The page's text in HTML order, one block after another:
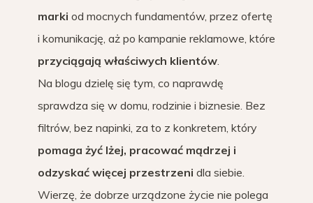
marki od mocnych fundamentów, przez ofertę
i komunikację, aż po kampanie reklamowe, które
przyciągają właściwych klientów.
Na blogu dzielę się tym, co naprawdę
sprawdza się w domu, rodzinie i biznesie. Bez
filtrów, bez napinki, za to z konkretem, który
pomaga żyć lżej, pracować mądrzej i
odzyskać więcej przestrzeni dla siebie.
Wierzę, że dobrze urządzone życie nie polega